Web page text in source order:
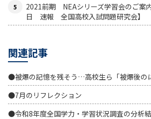
2021前期 NEAシリーズ学習会のご
日 速報 全国高校入試問題研究会】
関連記事
●被爆の記憶を残そう…高校生ら「被爆後の
●7月のリフレクション
●令和8年度全国学力・学習状況調査の分析